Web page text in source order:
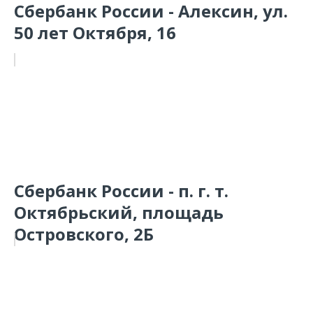
Сбербанк России - Алексин, ул.
50 лет Октября, 16
Сбербанк России - п. г. т.
Октябрьский, площадь
Островского, 2Б